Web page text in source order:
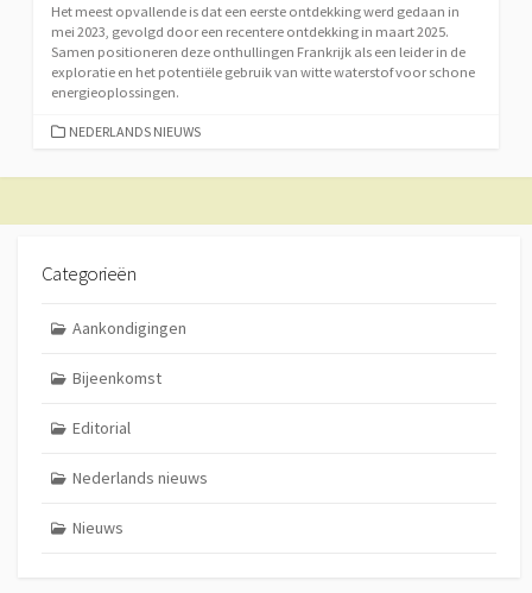
Het meest opvallende is dat een eerste ontdekking werd gedaan in
mei 2023, gevolgd door een recentere ontdekking in maart 2025.
Samen positioneren deze onthullingen Frankrijk als een leider in de
exploratie en het potentiële gebruik van witte waterstof voor schone
energieoplossingen.
CATEGORIEËN
NEDERLANDS NIEUWS
Categorieën
Aankondigingen
Bijeenkomst
Editorial
Nederlands nieuws
Nieuws